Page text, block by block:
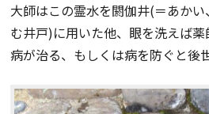
大師はこの霊水を閼伽井(＝あか
む井戸)に用いた他、眼を洗えば
病が治る、もしくは病を防ぐと後